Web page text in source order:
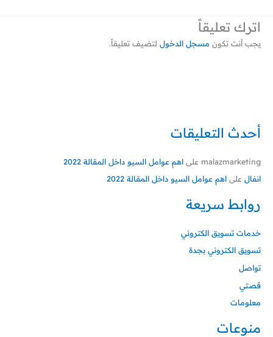
أحدث التعليقات
malazmarketing على اهم عوامل السيو داخل المقالة 2022
انفال على اهم عوامل السيو داخل المقالة 2022
روابط سريعة
خدمات تسويق الكتروني
تسويق الكتروني بجدة
تواصل
قصتي
معلومات
منوعات
اترك تعليقاً
يجب أنت تكون مسجل الدخول لتضيف تعليقاً.